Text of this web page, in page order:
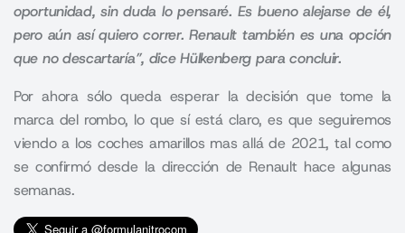
oportunidad, sin duda lo pensaré. Es bueno alejarse de él,
pero aún así quiero correr. Renault también es una opción
que no descartaría”, dice Hülkenberg para concluir.
Por ahora sólo queda esperar la decisión que tome la
marca del rombo, lo que sí está claro, es que seguiremos
viendo a los coches amarillos mas allá de 2021, tal como
se confirmó desde la dirección de Renault hace algunas
semanas.